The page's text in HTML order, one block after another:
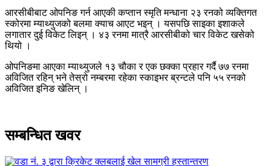
आरसीबीबाट ओपनिङ गर्न आएकी कप्तान स्मृति मन्धाना २३ रनको व्यक्तिगत
स्कोरमा म्याथ्युजको बलमा क्याच आएट भइन् । यसपछि साइका इशाकले
लगातार दुई विकेट लिइन् । ४३ रनमा मात्रै आरसीबीको चार विकेट खसेको
थियो ।
ओपनिङमा आएका म्याथ्युजले १३ चौका र एक छक्का प्रहार गर्दै ७७ रनमा
अविजित रहिन् भने तेस्रो नम्बरमा रहेका स्काइभर ब्रन्टले पनि ५५ रनको
अविजित इनिङ खेलिन् ।
सम्बन्धित खवर